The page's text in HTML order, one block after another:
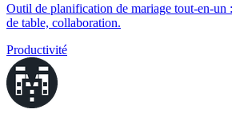
Outil de planification de mariage tout-en-un
de table, collaboration.
Productivité